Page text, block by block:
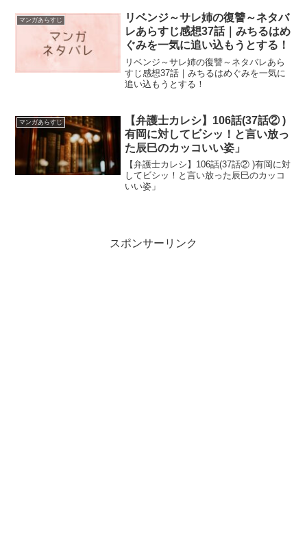
マンガあらすじ
リベンジ～サレ姉の復讐～ネタバ
レあらすじ感想37話｜みちるはめ
ぐみを一気に追い込もうとする！
リベンジ～サレ姉の復讐～ネタバレあら
すじ感想37話｜みちるはめぐみを一気に
追い込もうとする！
マンガあらすじ
【弁護士カレシ】106話(37話② )
有岡に対してビシッ！と言い放っ
た辰巳のカッコいい姿」
【弁護士カレシ】106話(37話② )有岡に対
してビシッ！と言い放った辰巳のカッコ
いい姿」
スポンサーリンク